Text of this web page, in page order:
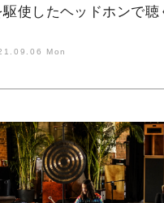
使したヘッドホンで聴
Mon